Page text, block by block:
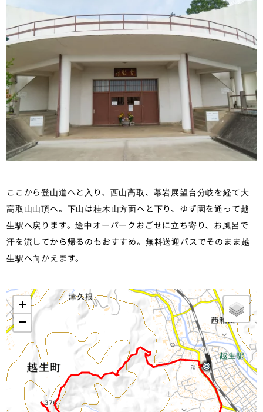
ここから登山道へと入り、西山高取、幕岩展望台分岐を経て大
高取山山頂へ。下山は桂木山方面へと下り、ゆず園を通って越
生駅へ戻ります。途中オーパークおごせに立ち寄り、お風呂で
汗を流してから帰るのもおすすめ。無料送迎バスでそのまま越
生駅へ向かえます。
+
−